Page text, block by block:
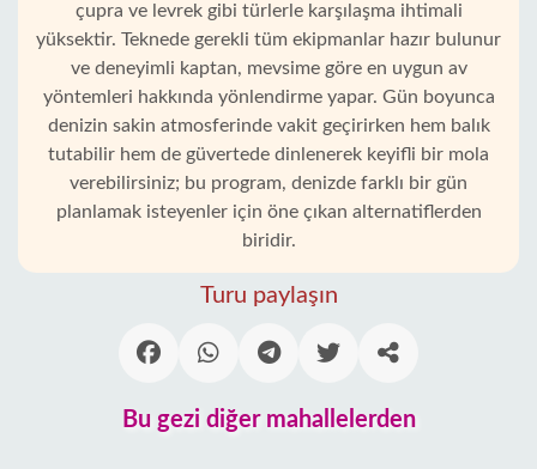
çupra ve levrek gibi türlerle karşılaşma ihtimali
yüksektir. Teknede gerekli tüm ekipmanlar hazır bulunur
ve deneyimli kaptan, mevsime göre en uygun av
yöntemleri hakkında yönlendirme yapar. Gün boyunca
denizin sakin atmosferinde vakit geçirirken hem balık
tutabilir hem de güvertede dinlenerek keyifli bir mola
verebilirsiniz; bu program, denizde farklı bir gün
planlamak isteyenler için öne çıkan alternatiflerden
biridir.
Turu paylaşın
Bu gezi diğer mahallelerden